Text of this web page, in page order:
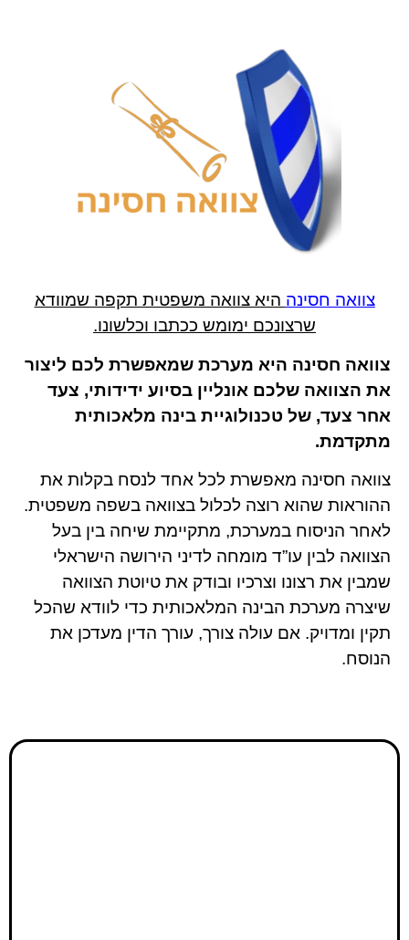
צוואה חסינה היא צוואה משפטית תקפה שמוודא
שרצונכם ימומש ככתבו וכלשונו.
צוואה חסינה היא מערכת שמאפשרת לכם ליצור
את הצוואה שלכם אונליין בסיוע ידידותי, צעד
אחר צעד, של טכנולוגיית בינה מלאכותית
מתקדמת.
צוואה חסינה מאפשרת לכל אחד לנסח בקלות את
ההוראות שהוא רוצה לכלול בצוואה בשפה משפטית.
לאחר הניסוח במערכת, מתקיימת שיחה בין בעל
הצוואה לבין עו”ד מומחה לדיני הירושה הישראלי
שמבין את רצונו וצרכיו ובודק את טיוטת הצוואה
שיצרה מערכת הבינה המלאכותית כדי לוודא שהכל
תקין ומדויק. אם עולה צורך, עורך הדין מעדכן את
הנוסח.